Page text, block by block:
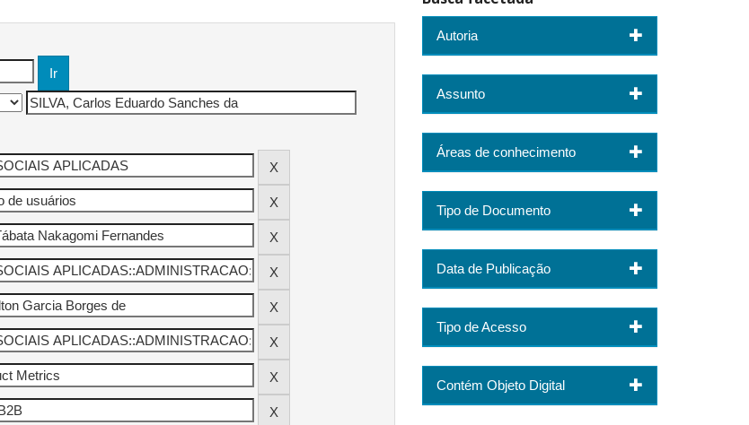
Autoria
Assunto
Áreas de conhecimento
Tipo de Documento
Data de Publicação
Tipo de Acesso
Contém Objeto Digital